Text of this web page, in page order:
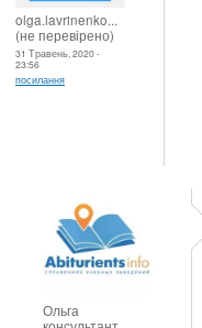
olga.lavrinenko...
(не перевірено)
31 Травень, 2020 -
23:56
посилання
Ольга